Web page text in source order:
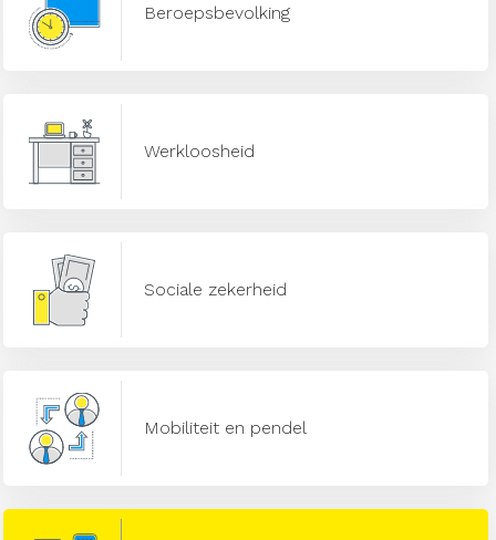
Beroepsbevolking
Werkloosheid
Sociale zekerheid
Mobiliteit en pendel